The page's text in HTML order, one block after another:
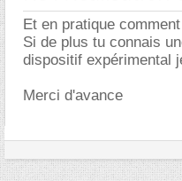
Et en pratique
Si de plus tu connais
dispositif expérimental
Merci d'avance